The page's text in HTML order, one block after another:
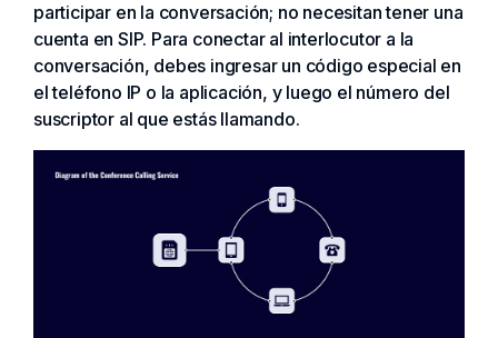
participar en la conversación; no necesitan tener una
cuenta en SIP. Para conectar al interlocutor a la
conversación, debes ingresar un código especial en
el teléfono IP o la aplicación, y luego el número del
suscriptor al que estás llamando.